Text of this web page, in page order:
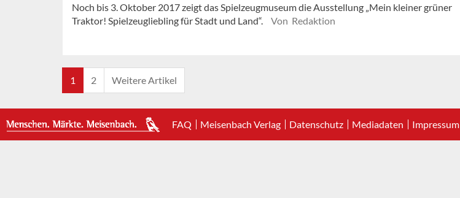
Noch bis 3. Oktober 2017 zeigt das Spielzeugmuseum die Ausstellung „Mein kleiner grüner
Traktor! Spielzeugliebling für Stadt und Land“.
Von Redaktion
1 2 Weitere Artikel
FAQ Meisenbach Verlag Datenschutz Mediadaten Impressum